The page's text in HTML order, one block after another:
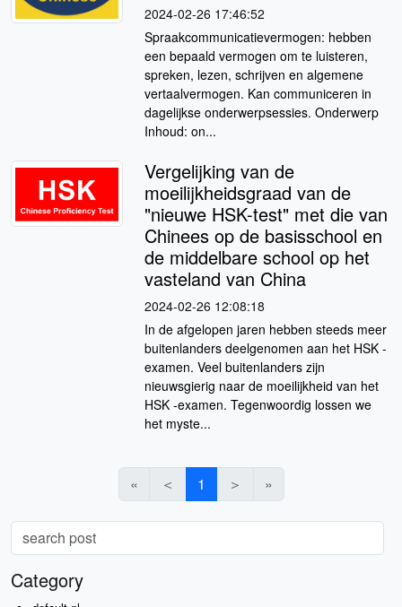
2024-02-26 17:46:52
Spraakcommunicatievermogen: hebben
een bepaald vermogen om te luisteren,
spreken, lezen, schrijven en algemene
vertaalvermogen. Kan communiceren in
dagelijkse onderwerpsessies. Onderwerp
Inhoud: on...
Vergelijking van de
moeilijkheidsgraad van de
"nieuwe HSK-test" met die van
Chinees op de basisschool en
de middelbare school op het
vasteland van China
2024-02-26 12:08:18
In de afgelopen jaren hebben steeds meer
buitenlanders deelgenomen aan het HSK -
examen. Veel buitenlanders zijn
nieuwsgierig naar de moeilijkheid van het
HSK -examen. Tegenwoordig lossen we
het myste...
« ＜ 1 ＞ »
Category